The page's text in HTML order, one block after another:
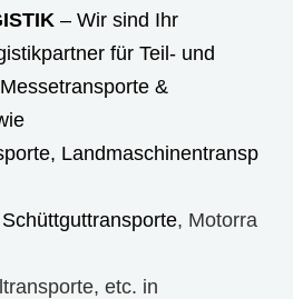
– Wir sind Ihr
für Teil- und
Messetransporte &
, Landmaschinentransp
Schüttguttransporte, Motorra
, etc. in